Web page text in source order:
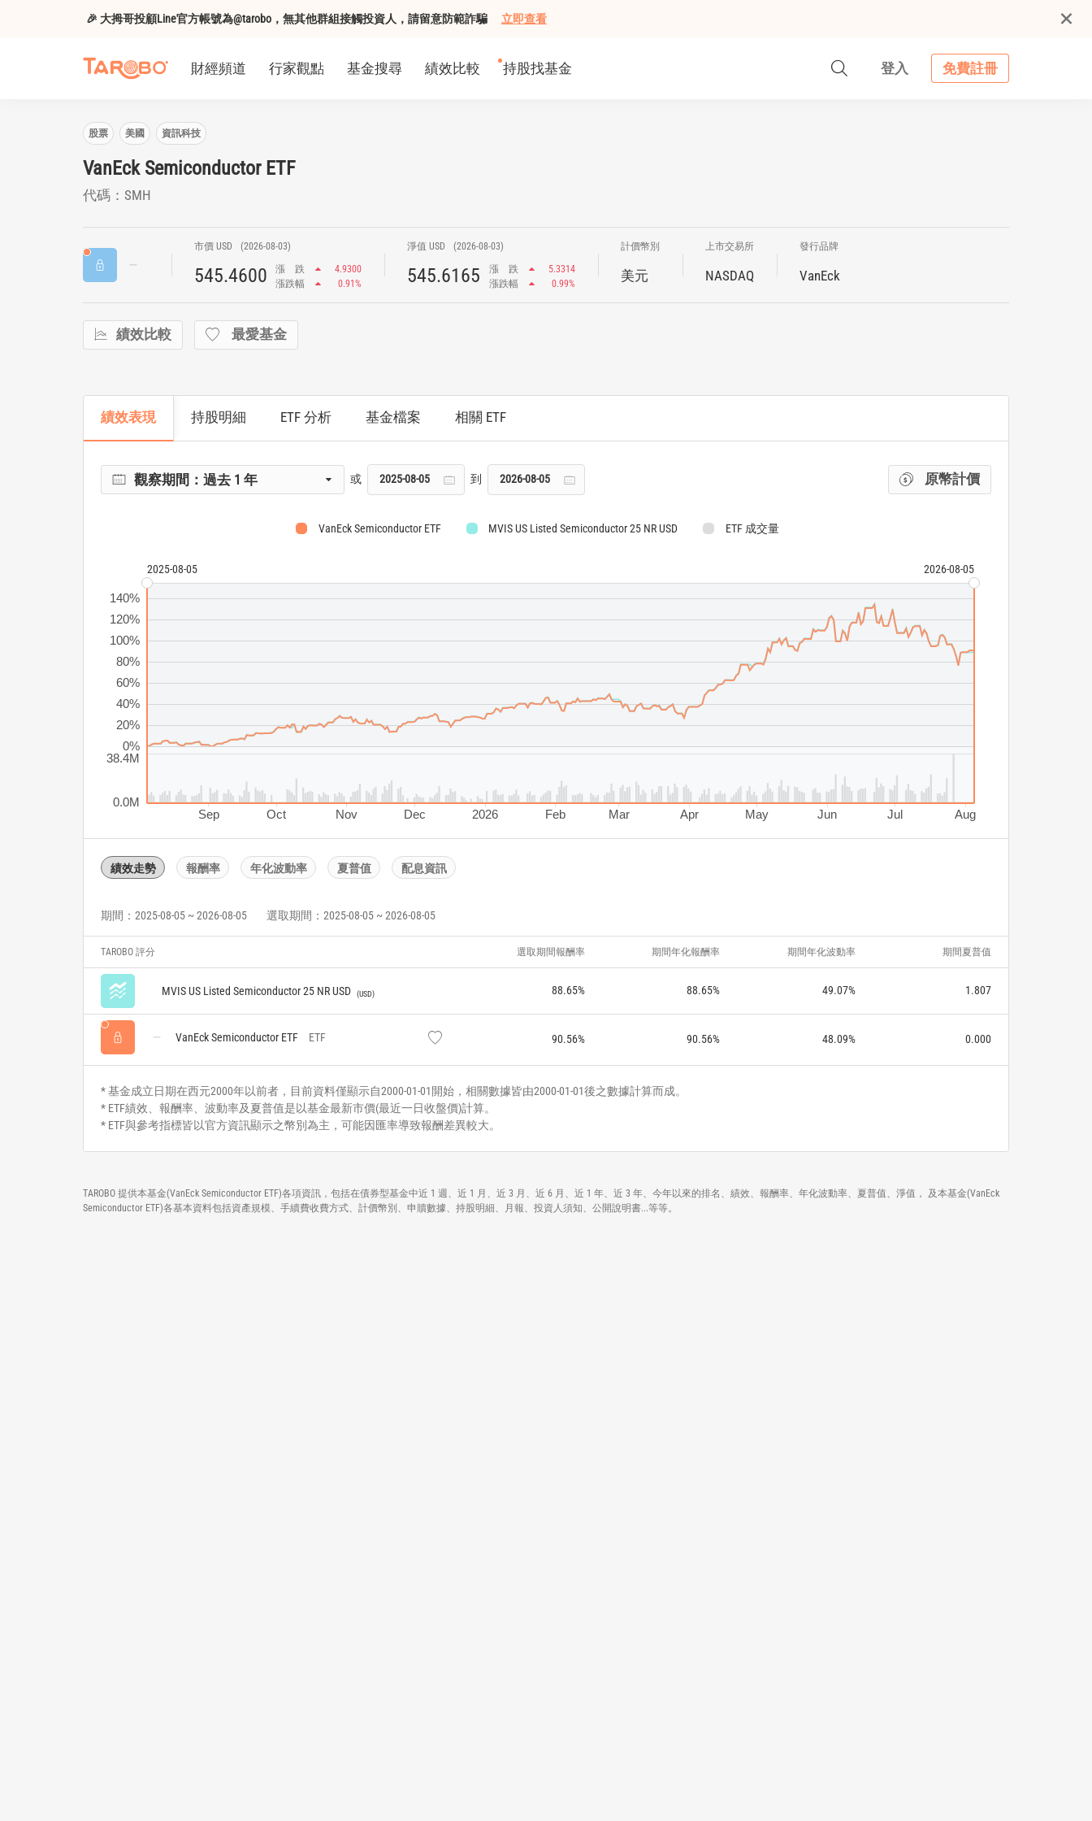
🎉 大拇哥投顧Line官方帳號為@tarobo，無其他群組接觸投資人，請留意防範詐騙 立即查看
財經頻道 行家觀點 基金搜尋 績效比較 持股找基金 登入 免費註冊
股票 美國 資訊科技
VanEck Semiconductor ETF
代碼：SMH
市價 USD (2026-08-03)
545.4600 漲 跌
4.9300
漲跌幅
0.91%
淨值 USD (2026-08-03)
545.6165 漲 跌
5.3314
漲跌幅
0.99%
計價幣別
美元
上市交易所
NASDAQ
發行品牌
VanEck
績效比較 最愛基金
績效表現 持股明細 ETF 分析 基金檔案 相關 ETF
觀察期間：過去 1 年 或 到 原幣計價
VanEck Semiconductor ETF MVIS US Listed Semiconductor 25 NR USD ETF 成交量
2025-08-05 2026-08-05
Sep Oct Nov Dec 2026 Feb Mar Apr May Jun Jul Aug
0.0M
38.4M
0%
20%
40%
60%
80%
100%
120%
140%
績效走勢 報酬率 年化波動率 夏普值 配息資訊
期間：2025-08-05 ~ 2026-08-05 選取期間：2025-08-05 ~ 2026-08-05
TAROBO 評分 選取期間報酬率 期間年化報酬率 期間年化波動率 期間夏普值
MVIS US Listed Semiconductor 25 NR USD USD 88.65% 88.65% 49.07% 1.807
VanEck Semiconductor ETF ETF 90.56% 90.56% 48.09% 0.000
* 基金成立日期在西元2000年以前者，目前資料僅顯示自2000-01-01開始，相關數據皆由2000-01-01後之數據計算而成。
* ETF績效、報酬率、波動率及夏普值是以基金最新市價(最近一日收盤價)計算。
* ETF與參考指標皆以官方資訊顯示之幣別為主，可能因匯率導致報酬差異較大。
TAROBO 提供本基金(VanEck Semiconductor ETF)各項資訊，包括在債券型基金中近 1 週、近 1 月、近 3 月、近 6 月、近 1 年、近 3 年、今年以來的排名、績效、報酬率、年化波動率、夏普值、淨值， 及本基金(VanEck
Semiconductor ETF)各基本資料包括資產規模、手續費收費方式、計價幣別、申贖數據、持股明細、月報、投資人須知、公開說明書...等等。